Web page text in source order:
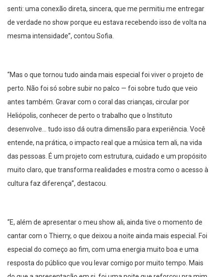
senti: uma conexão direta, sincera, que me permitiu me entregar
de verdade no show porque eu estava recebendo isso de volta na
mesma intensidade”, contou Sofia.
“Mas o que tornou tudo ainda mais especial foi viver o projeto de
perto. Não foi só sobre subir no palco — foi sobre tudo que veio
antes também. Gravar com o coral das crianças, circular por
Heliópolis, conhecer de perto o trabalho que o Instituto
desenvolve… tudo isso dá outra dimensão para experiência. Você
entende, na prática, o impacto real que a música tem ali, na vida
das pessoas. É um projeto com estrutura, cuidado e um propósito
muito claro, que transforma realidades e mostra como o acesso à
cultura faz diferença”, destacou.
“E, além de apresentar o meu show ali, ainda tive o momento de
cantar com o Thierry, o que deixou a noite ainda mais especial. Foi
especial do começo ao fim, com uma energia muito boa e uma
resposta do público que vou levar comigo por muito tempo. Mais